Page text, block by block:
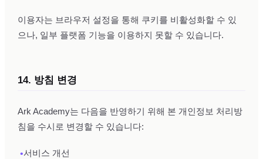
이용자는 브라우저 설정을 통해 쿠키를 비활성화할 수 있
으나, 일부 플랫폼 기능을 이용하지 못할 수 있습니다.
14. 방침 변경
Ark Academy는 다음을 반영하기 위해 본 개인정보 처리방
침을 수시로 변경할 수 있습니다:
•서비스 개선